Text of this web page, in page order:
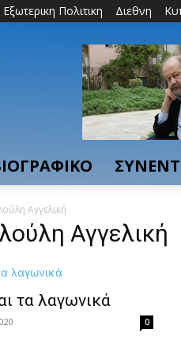
Εξωτερικη Πολιτικη Διεθνη
Αγγελική
Αγγελική
τα λαγωνικά
0